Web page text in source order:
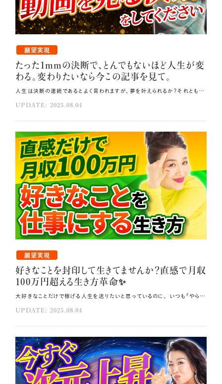
願望実現
たった1mmの決断で、とんでもないほど人生が変
わる。変わりたいなら今この記事を見て。
人生は決断の連続であるとよく言われますが、夢を叶えられるか？それとも酷い目に遭うか？ 全てはあなたの下す1mmの決断にかかっています❗ 今回は、人生が好転する選択とそうでない選択の違いから、 1mmの決断を積み重ね夢を叶え続ける秘訣までを徹底的にお伝えしていきます🎁 ただ、何よりもまずお伝えしたいのは、この動画（ブログ）をクリックした時点で、 あなたは正しい選択の一歩を踏み出しているということです✨ ぜひこれからお伝えする内容をしっかりと受け取り、 このまま人生をさらに良い方向へと変え続けていってください。 その方法はコレ！！ 家・体・心をゴミのない状態にしてください。 自分自身を信じると決めてください。 「絶対に人生を変える！」1mmの決断を毎日続け、自分と真剣に向き合いましょう。 元動画（YouTube）：『たった1mmの決断で、とんでもないほど人生が変わる。変わりたいなら今この動画を見る決断をして。（第1930回）』 瞬間の決断が人生の明暗を分ける 人生を振り返ってみると、今の小熊弥生があるのは、 20歳の時に「通訳になる！」と決断した過去の自分のおかげです。 マッチングアプリでツインレイのパートナーと出会い、夢だったアメリカ移住を叶え、 数十億円の資産家として今こうして幸せに暮らしているのも、 全て日々のごく小さな1mmの選択の積み重ねの先に叶った現実です🌸 しかし同時に、男性から酷い目に遭った過去も、投資詐欺に遭った過去も、 やはり私自身の1mmの判断によるものです。 このように、瞬間瞬間の決断が人生の転機となること、 人生の明暗は日々の小さな選択の積み重ねによってまるであみだくじのように決まっていくことを、 これまでの人生の中でみなさんも経験されているのではないでしょうか🌿 "悪魔のクリック"をしてしまってませんか❓ ネットニュースやYouTubeを見ていると、例えば異性との関係や金銭問題など、 自分の人生のネガティブなテーマと関連するものに出くわすことがあります。 そんな時、どんな内容なのかを知りたくて、ついクリックしてしまうことはありませんか？ これは"悪魔のクリック"となり、確実にあなたの周波数を低くし、ネガティブな出来事を引き寄せます。 ネガティブな出来事に意識を向けることでネガティブなフォトンを宇宙に打ち上げ、 起きて欲しくない現実創造に自ら加担することになるのです🌠 昨日の私がまさにそれで、つい好奇心から"悪魔のクリック"をしそうになりました。 しかし、「この記事をクリックしたらまた昔の被害者意識の低い波動に戻ってしまうだけなのに、 クリックする意味はある？」「そんな暇があるなら、人生を好転させる未来瞑想をすることの方が よっぽど大事なのでは？」とセルフトークし、"悪魔のクリック"は回避できました。 このように、悪魔の誘いに乗らない選択ができるかどうかであなたの未来は決まります。 1クリックごとに理想の未来を実現する道を広げるのか、逆にその道から離れていくのか、 決めているのはあなた自身なのです。 ぜひ今日は自分の内側を見つめ、つい"悪魔のクリック"をしてしまっていないか、 またそれをクリックすることで一体何を満たそうとしているのかをじっくり探ってみてください💫 1mmの決断の質を上げる唯一の方法 人生を良い方向に変える質の高い決断をし続ける方法は、1つしかありません。 直感力を上げることです❗ そしてそのためには、自分自身を整える必要があります。 家・体・心を、まるでディズニーランドのようなゴミのない状態にしてください💎 そうすれば、宇宙があなたに向けて24時間のラジオ放送のように降ろし続けているひらめきの かすかな声がはっきりと聞こえるようになります。 ひらめきをキャッチし直感力を上げていくにつれ、判断力の質もどんどん上がっていき、 理想の未来の実現にとって不要なものをクリック（選択）して時間もエネルギーも 浪費する負のループに入ることはなくなります。 今日誰と話すのか、どこで食事するのか、何を買うのか…？ 朝起きてから夜眠りにつく瞬間までの無数の選択一つ一つの質を上げ、 負のループへと入り込む悪魔のクリックを回避し続けることが、 人生をずっと幸せに導き続ける秘訣です💞 シックスヒューマンニーズを“自分で”満たす ここで、特に心の整えに関する注意点をお伝えします。 人間は根源的に「安心したい」「多様性を味わいたい」「特別でありたい」「愛されたい」 「成長したい」「貢献したい」という無意識の願いを持っていますが、 まずはこれらを"自分で"満たしてください。 人間の根源的な欲求であるシックスヒューマンニーズを自分で満たさず 他人に満たしてもらおうとすると、結果として悪魔のクリックに引っ張られ負のループに 陥ることになります💦 地球には他人軸の社会が当たり前のように蔓延っているため、無意識に世間や親、先生、 上司に認めてもらうことでシックスヒューマンニーズを満たそうとしてしまいがちです。 しかし、他人軸から選択すると判断に必ずズレが生じますので、 理想の未来からはどんどん遠ざかってしまうのです。 シックスヒューマンニーズを自分の手で満たし切るためには、 まず、生まれてからずっとあなたのそばにいてくれている自分自身を信じると決めてください🌟 そうすることで、心の整えがスムーズに進んでいきます。 「絶対に人生を変える」と決めて決断する さらに「絶対に人生を変える！」と決めると、人生の捉え方が変わっていきます。 「絶対に人生を変える！」1mmの決断を毎日続け、自分と真剣に向き合い、 本気で自分自身と人生を変えることに取り組んでください🎀 朝ライブを視聴していただく時にも、「毎朝配信されているライブ」ではなく、 「今日が最後の朝ライブかもしれない」という気持ちで見ていただくと、 向き合い方が変わるのが分かるはずです。 あなたの人生はもっと良くなります。あなたはもっと輝いていいし、全てを受け取っていいのです💝 自分を信じ、静寂で神聖な魂の寺院であるあなたの体、 そして寺院の本堂の敷地であるあなたの家をとことん整えて、 宇宙の彼方から聞こえ続けているかすかな宇宙放送をしっかりキャッチし、 1mmの決断の質をどんどん上げていってください。 この小さな積み重ねこそが、あなたの人生に大きな転機をもたらすのです。 まとめ 自分の内側を見つめ、つい"悪魔のクリック"をしてしまっていないか、クリックすることで何を満たそうとしているのかを探ってください。 直感力を上げましょう。 人間の根源的な欲求であるシックスヒューマンニーズを自分で満たしましょう。
UPDATE: 2025.08.04
願望実現
好きなことを封印して生きてませんか？直感で月収
100万円超える生き方革命✨
大好きなことだけで稼げる人生を送りたいと思っているのに、 いつも「やらなければならないこと」に追われる毎日を過ごしていませんか？ 実は、目標設定の原理原則を理解するだけで、人生は劇的に変わります⭐ 今回は、大好きなことだけで稼げるようになるための6つのステップをご紹介します🌈 その方法はコレ！！ 現在嫌だと思っていること、あるいは嫌ではないけれど「やらなければ」と義務感でやっていることは何か、書き出してください。 本気で考えて「こうなりたい」というビジョンを明確にしましょう。 家と心の断捨離を行い、波動を上げてください。 元動画（YouTube）：『好きなことを封印して生きてませんか？直感で月収100万円超える生き方の革命✨ （第1929回）』 現在地と目的地を設定する 大好きなことだけで稼げるようになるには、目標達成の原理原則を理解することが重要です🌿 現在値を理解して目的地を設定することでcが現れます。 GoogleMapが最も分かりやすい例です。 目標設定しているのに達成できない理由は、現在値の確認と目的地設定を忘れているだけです🌏 現在値が分からないまま「なんとかなるだろう」とスタートしても、 最短ルートが明確でないため達成できません。 目標が曖昧だったり、いつも変わってしまう状態でも目標は叶わないので、 現在値と目標値を必ず設定することが重要です。 ステップ❶嫌なことや義務感でやっていることを書き出す ここから、大好きなことだけで稼げるようになるための6ステップをお伝えしていきます。 まずは現在嫌だと思っていること、あるいは嫌ではないけれど 「やらなければ」と義務感でやっていることは何か、書き出してください📝 これが把握できないと、大好きなことだけで自由に稼げるところまで自分を導くことができません。 今の状況で何が変わったら嬉しいのか。 「やらないで済むならやりたくない」という気持ちがあるものをまず書き出しましょう✍️ 私の経験を振り返ると、10年前は請求書の作成など得意でないこともやる必要があったため、 「やらなければいけない」ことが多い状態でした。 このような義務感から解放されることが、人生の大きな転機となり、 大好きなことだけで稼げるようになっていきました。 ステップ❷自分の理想を本気で考え整理する 次はどのような状態が理想なのかを整理してください。 本気で考えて「こうなりたい」というビジョンを明確にすることが大切です🎀 理想を明確にする作業は、自分の脳内を「できる」状態に導くことでもあります。 この後の断捨離で波動を上げて、未来瞑想でエネルギーを送り込んでいくための土台となる 重要なステップです。 ステップ❸家と心の断捨離を行う 家と心の断捨離を行い、波動を上げていきましょう🏠 家の中に使わないものや古いエネルギーが溜まっている状態は、波動を下げる原因となります。 ワクワクしないものは重たいエネルギーに変化しています。 ときめかないものを「もったいないから」と取っておくことは、想像以上に重い負担となります。 難しく考える必要はありません。「これは古い、これは違う」と感じた瞬間に、感謝して処分してください。 心の断捨離では、当たり前ゼロ感謝®で波動を上げます。 物・人・自分に対して今の100倍感謝することが効果的です💖 そして360度許しを実践してください。 これは「許します」と何度も繰り返すことです。 許さないことは古いものにしがみつくのと同じで、脳が未来に向かえなくなります。 「許します、許します、許します」と繰り返すことで、心がどんどん緩んでいくのです。 このように断捨離を行うと波動が上がり、宇宙からのサポートを受けやすくなります。 ステップ❹書いた内容をビジュアル化する 書いた理想を毎日できる限りビジュアル化してください💐 具体化するほど実現に近づきます。 未来のゼロポイントフィールドに、過去の「どうしてこうなったのか」ではなく、 未来の「こうしていきたい、こんな風になったら嬉しい」という願いを送ると、 そこにエネルギーが集まり、意識が向くため、それが現実化します。 意識するから存在するという原理によって、向こうから呼ばれるようになります💎 これが閃きです。 「これをしたらいいかも」「あそこに行ったらいいかも」「これを食べたらいいかも」 「この洋服を着たらいいかも」と次々に閃くようになります。 ステップ❺ひらめいたら5秒で行動する そして、ひらめいた瞬間に5秒で行動してください🪻 必ず行動を取ることが重要です。 未来から呼ばれているのに行動しないと、想像以上に宇宙の応援が止まってしまいます。 この直感と即行動の組み合わせが、大好きなことで稼げるようになるための重要な鍵なのです。 ステップ❻ワクワクだけで毎日判断して生きる ワクワクで全ての判断をして生きることが極めて重要です💫 これまでの5つのステップで土台を整えたからこそ、この最後のステップが真の威力を発揮します。 今回お伝えした手順は、バシャールの手順以上に早く実現します。 バシャールのワクワクだけで毎日判断して生きる方法でも最終的には到達できますが、 一気に断捨離（家と心）を行い、理想を書き出し、嫌なことをきっかけとして書き出すことで、 早い人は1日で変化を実感できます。 つまり、これまでのステップで現在値の把握、義務感の洗い出し、理想の明確化、 断捨離による波動アップ、直感への即行動という土台を作ったからこそ、 ワクワクでの判断が極めて精度の高いものになります🎁 大好きなことだけで稼げるようになる6ステップをしっかり実践すれば、 早い人は1ヶ月から半年で好きなだけ稼げる状態に切り替わります。 「今日の6ステップですぐ行ける」と自分で決めることで、大好きなことで生きる人生が始まるのです💗 6つのステップで現在地から理想の目的地への最短ルートを描き、 大好きなことだけで月収100万円を超える人生へと一気に切り替えてくださいね！ まとめ 書いた理想を毎日できる限りビジュアル化してください。 必ず行動を取ることが重要なので、ひらめいた瞬間に5秒で行動しましょう。 ワクワクで全ての判断をして生きることが極めて重要です。
UPDATE: 2025.08.04